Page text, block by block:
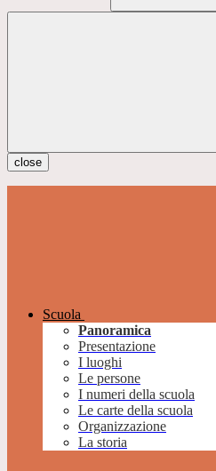
close
Scuola
Panoramica
Presentazione
I luoghi
Le persone
I numeri della scuola
Le carte della scuola
Organizzazione
La storia